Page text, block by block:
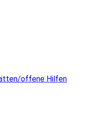
offene Hilfen